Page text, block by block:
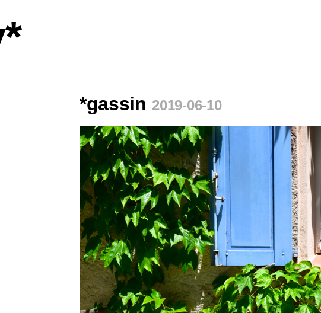
*gassin 2019-06-10